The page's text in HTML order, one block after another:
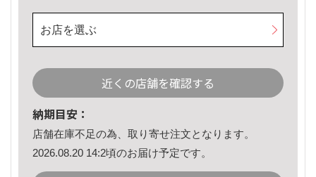
お店を選ぶ
近くの店舗を確認する
納期目安：
店舗在庫不足の為、取り寄せ注文となります。
2026.08.20 14:2頃のお届け予定です。